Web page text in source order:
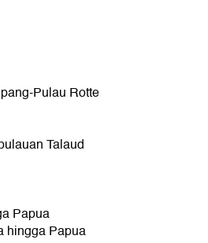
Pulau Rotte
Talaud
Papua
hingga Papua